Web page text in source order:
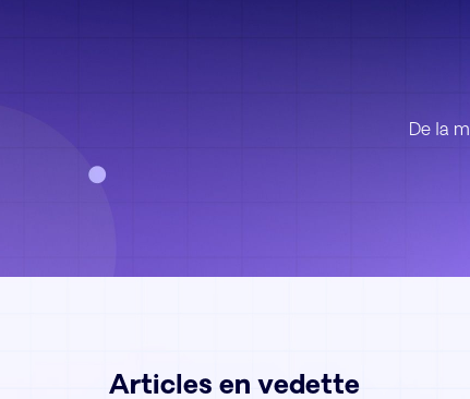
De la
Articles en vedette